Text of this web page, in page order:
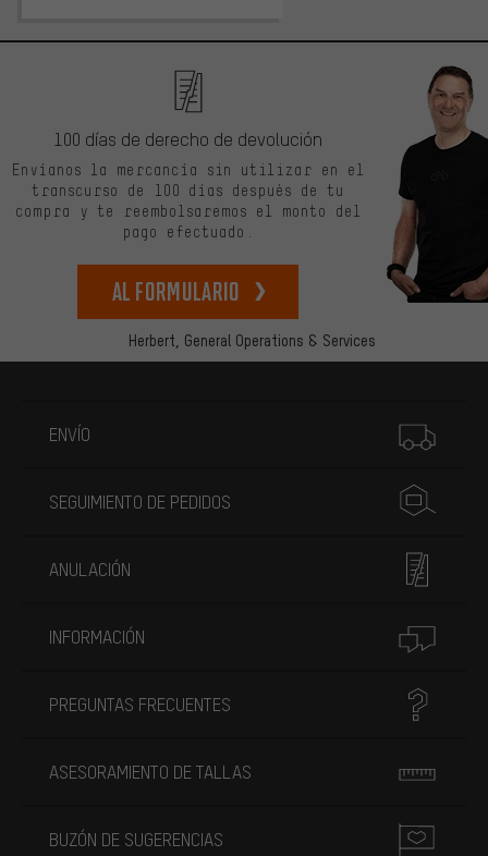
Herbert, General Operations & Services
100 días de derecho de devolución
Envíanos la mercancía sin utilizar en el
transcurso de 100 días después de tu
compra y te reembolsaremos el monto del
pago efectuado.
Al formulario
ENVÍO
SEGUIMIENTO DE PEDIDOS
ANULACIÓN
INFORMACIÓN
PREGUNTAS FRECUENTES
ASESORAMIENTO DE TALLAS
BUZÓN DE SUGERENCIAS